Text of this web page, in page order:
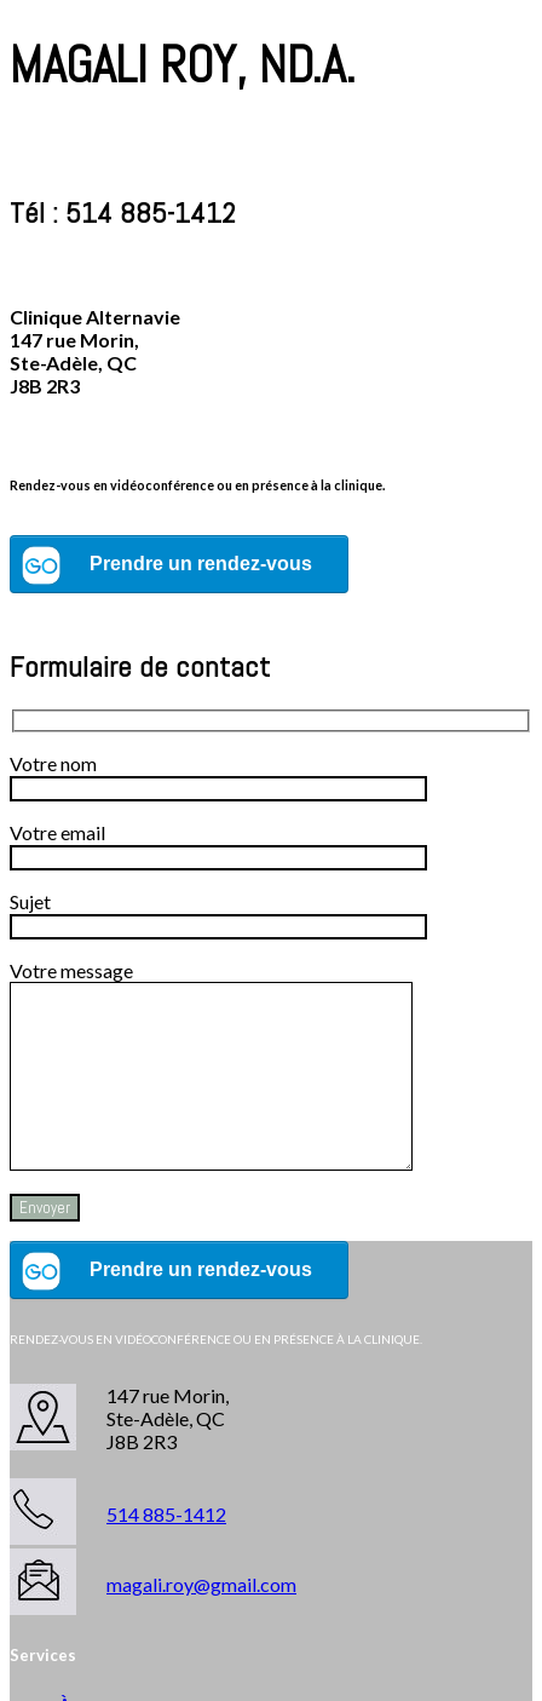
MAGALI ROY, ND.A.
Tél : 514 885-1412
Clinique Alternavie
147 rue Morin,
Ste-Adèle, QC
J8B 2R3
Rendez-vous en vidéoconférence ou en présence à la clinique.
Formulaire de contact
Votre nom
Votre email
Sujet
Votre message
RENDEZ-VOUS EN VIDÉOCONFÉRENCE OU EN PRÉSENCE À LA CLINIQUE.
147 rue Morin,
Ste-Adèle, QC
J8B 2R3
514 885-1412
magali.roy@gmail.com
Services